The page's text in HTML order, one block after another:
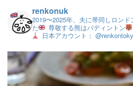
renkonuk
2019〜2025年、夫に帯同しロン
た
尊敬する熊はパディントン
日本アカウント：